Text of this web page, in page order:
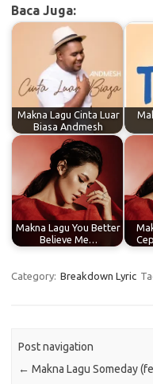
Baca Juga:
Makna Lagu Cinta Luar
Biasa Andmesh
Makna Lagu You Better
Believe Me…
Category: Breakdown Lyric
Post navigation
← Makna Lagu Someday